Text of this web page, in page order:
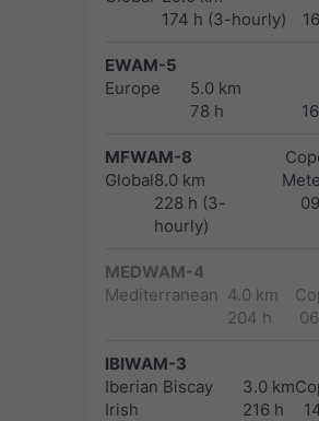
174 h (3-hourly)
EWAM-5
Europe
5.0 km
78 h
MFWAM-8
Global8.0 km
228 h (3-
hourly)
MEDWAM-4
Mediterranean 4.0 km
204 h
IBIWAM-3
Iberian Biscay
Irish
3.0 km
216 h